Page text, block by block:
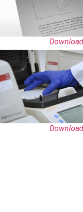
Download
Download